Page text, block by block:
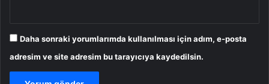
Daha sonraki yorumlarımda kullanılması için adım, e-posta
adresim ve site adresim bu tarayıcıya kaydedilsin.